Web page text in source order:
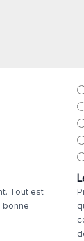
Tout est
bonne